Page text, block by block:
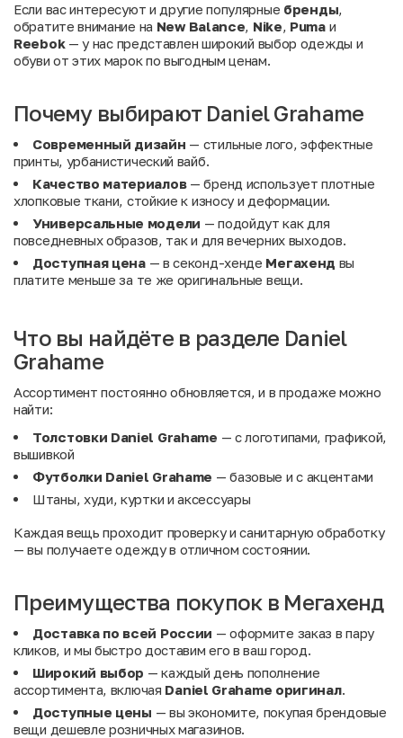
Если вас интересуют и другие популярные бренды,
обратите внимание на New Balance, Nike, Pumaи
Reebok— у нас представлен широкий выбор одежды и
обуви от этих марок по выгодным ценам.
Почему выбирают Daniel Grahame
Современный дизайн — стильные лого, эффектные
принты, урбанистический вайб.
Качество материалов— бренд использует плотные
хлопковые ткани, стойкие к износу и деформации.
Универсальные модели — подойдут как для
повседневных образов, так и для вечерних выходов.
Доступная цена— в секонд-хенде Мегахенд вы
платите меньше за те же оригинальные вещи.
Что вы найдёте в разделе Daniel
Grahame
Ассортимент постоянно обновляется, и в продаже можно
найти:
Толстовки Daniel Grahame — с логотипами, графикой,
вышивкой
Футболки Daniel Grahame — базовые и с акцентами
Штаны, худи, куртки и аксессуары
Каждая вещь проходит проверку и санитарную обработку
— вы получаете одежду в отличном состоянии.
Преимущества покупок в Мегахенд
Доставка по всей России — оформите заказ в пару
кликов, и мы быстро доставим его в ваш город.
Широкий выбор — каждый день пополнение
ассортимента, включая Daniel Grahame оригинал.
Доступные цены — вы экономите, покупая брендовые
вещи дешевле розничных магазинов.